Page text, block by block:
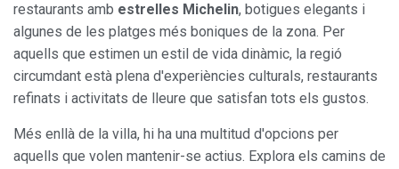
restaurants amb estrelles Michelin, botigues elegants i
algunes de les platges més boniques de la zona. Per
aquells que estimen un estil de vida dinàmic, la regió
circumdant està plena d'experiències culturals, restaurants
refinats i activitats de lleure que satisfan tots els gustos.
Més enllà de la villa, hi ha una multitud d'opcions per
aquells que volen mantenir-se actius. Explora els camins de